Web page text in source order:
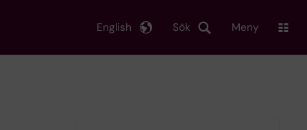
Sök
English Meny